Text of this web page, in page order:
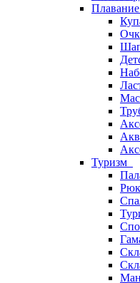
Плавание
Туризм